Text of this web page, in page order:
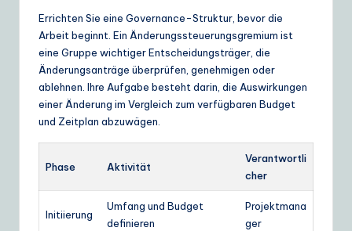
Errichten Sie eine Governance-Struktur, bevor die
Arbeit beginnt. Ein Änderungssteuerungsgremium ist
eine Gruppe wichtiger Entscheidungsträger, die
Änderungsanträge überprüfen, genehmigen oder
ablehnen. Ihre Aufgabe besteht darin, die Auswirkungen
einer Änderung im Vergleich zum verfügbaren Budget
und Zeitplan abzuwägen.
Phase Aktivität
Verantwortli
cher
Initiierung
Umfang und Budget
definieren
Projektmana
ger